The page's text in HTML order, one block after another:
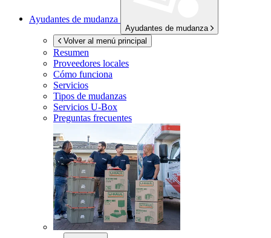
Ayudantes de mudanza
Ayudantes de mudanza
Volver al menú principal
Resumen
Proveedores locales
Cómo funciona
Servicios
Tipos de mudanzas
Servicios U-Box
Preguntas frecuentes